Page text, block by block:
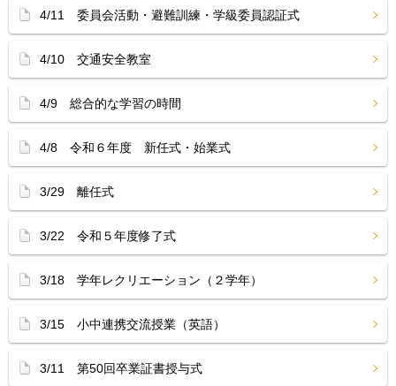
4/11 委員会活動・避難訓練・学級委員認証式
4/10 交通安全教室
4/9 総合的な学習の時間
4/8 令和６年度 新任式・始業式
3/29 離任式
3/22 令和５年度修了式
3/18 学年レクリエーション（２学年）
3/15 小中連携交流授業（英語）
3/11 第50回卒業証書授与式